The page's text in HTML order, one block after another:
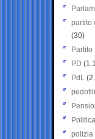
partito
(30)
Partito
PD
PdL
Politica
polizia